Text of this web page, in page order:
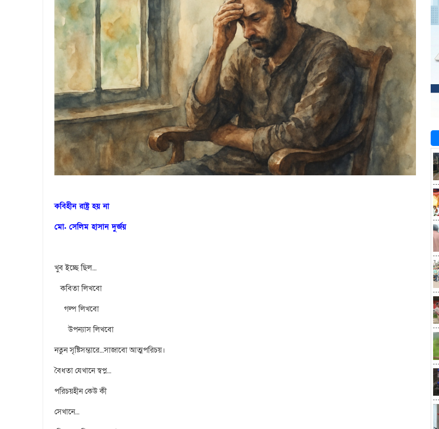
কবিহীন রাষ্ট্র হয় না
মো. সেলিম হাসান দুর্জয়
খুব ইচ্ছে ছিল...
কবিতা লিখবো
গল্প লিখবো
উপন্যাস লিখবো
নতুন সৃষ্টিসম্ভারে...সাজাবো আত্মপরিচয়।
বৈধতা যেখানে স্বপ্ন...
পরিচয়হীন কেউ কী
সেখানে...